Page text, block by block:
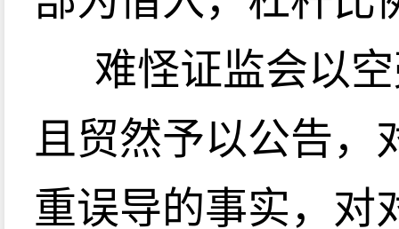
难怪证监会以
且贸然予以公告
重误导的事实，对